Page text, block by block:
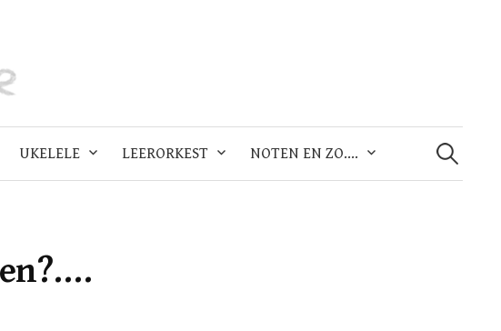
UKELELE LEERORKEST NOTEN EN ZO….
naar: